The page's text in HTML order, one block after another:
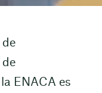
de
ENACA es